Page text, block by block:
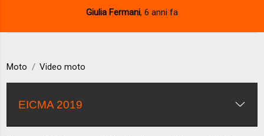
d
e
Giulia Fermani, 6 anni fa
Moto Video moto
EICMA 2019